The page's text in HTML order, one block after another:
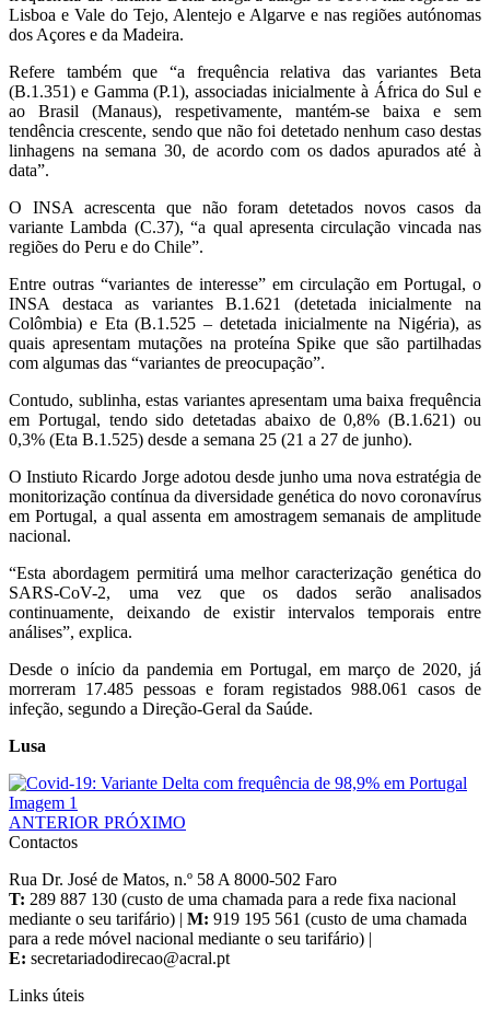
Lisboa e Vale do Tejo, Alentejo e Algarve e nas regiões autónomas
dos Açores e da Madeira.
Refere também que “a frequência relativa das variantes Beta
(B.1.351) e Gamma (P.1), associadas inicialmente à África do Sul e
ao Brasil (Manaus), respetivamente, mantém-se baixa e sem
tendência crescente, sendo que não foi detetado nenhum caso destas
linhagens na semana 30, de acordo com os dados apurados até à
data”.
O INSA acrescenta que não foram detetados novos casos da
variante Lambda (C.37), “a qual apresenta circulação vincada nas
regiões do Peru e do Chile”.
Entre outras “variantes de interesse” em circulação em Portugal, o
INSA destaca as variantes B.1.621 (detetada inicialmente na
Colômbia) e Eta (B.1.525 – detetada inicialmente na Nigéria), as
quais apresentam mutações na proteína Spike que são partilhadas
com algumas das “variantes de preocupação”.
Contudo, sublinha, estas variantes apresentam uma baixa frequência
em Portugal, tendo sido detetadas abaixo de 0,8% (B.1.621) ou
0,3% (Eta B.1.525) desde a semana 25 (21 a 27 de junho).
O Instiuto Ricardo Jorge adotou desde junho uma nova estratégia de
monitorização contínua da diversidade genética do novo coronavírus
em Portugal, a qual assenta em amostragem semanais de amplitude
nacional.
“Esta abordagem permitirá uma melhor caracterização genética do
SARS-CoV-2, uma vez que os dados serão analisados
continuamente, deixando de existir intervalos temporais entre
análises”, explica.
Desde o início da pandemia em Portugal, em março de 2020, já
morreram 17.485 pessoas e foram registados 988.061 casos de
infeção, segundo a Direção-Geral da Saúde.
Lusa
ANTERIOR PRÓXIMO
Contactos
Rua Dr. José de Matos, n.º 58 A 8000-502 Faro
T: 289 887 130 (custo de uma chamada para a rede fixa nacional
mediante o seu tarifário) | M: 919 195 561 (custo de uma chamada
para a rede móvel nacional mediante o seu tarifário) |
E:
Links úteis